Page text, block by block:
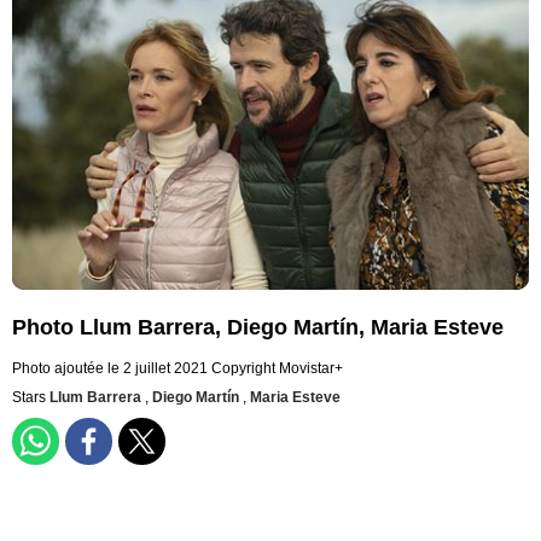
Photo Llum Barrera, Diego Martín, Maria Esteve
Photo ajoutée le 2 juillet 2021 Copyright Movistar+
Stars Llum Barrera , Diego Martín , Maria Esteve